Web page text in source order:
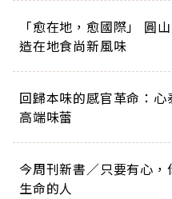
「愈在地，愈國際」 圓
造在地食尚新風味
回歸本味的感官革命：
高端味蕾
今周刊新書／只要有心
生命的人